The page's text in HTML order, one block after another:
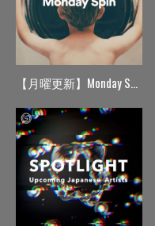
【月曜更新】Monday Spin